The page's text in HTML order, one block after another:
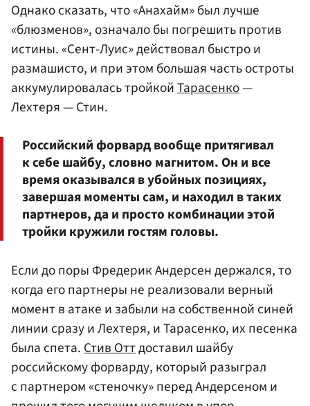
Однако сказать, что «Анахайм» был лучше
«блюзменов», означало бы погрешить против
истины. «Сент-Луис» действовал быстро и
размашисто, и при этом большая часть остроты
аккумулировалась тройкойТарасенко—
Лехтеря — Стин.
Российский форвард вообще притягивал
к себе шайбу, словно магнитом. Он и все
время оказывался в убойных позициях,
завершая моменты сам, и находил в таких
партнеров, да и просто комбинации этой
тройки кружили гостям головы.
Если до поры Фредерик Андерсен держался, то
когда его партнеры не реализовали верный
момент в атаке и забыли на собственной синей
линии сразу и Лехтеря, и Тарасенко, их песенка
была спета.Стив Оттдоставил шайбу
российскому форварду, который разыграл
с партнером «стеночку» перед Андерсеном и